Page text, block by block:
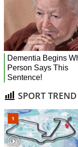
SPORT TREND